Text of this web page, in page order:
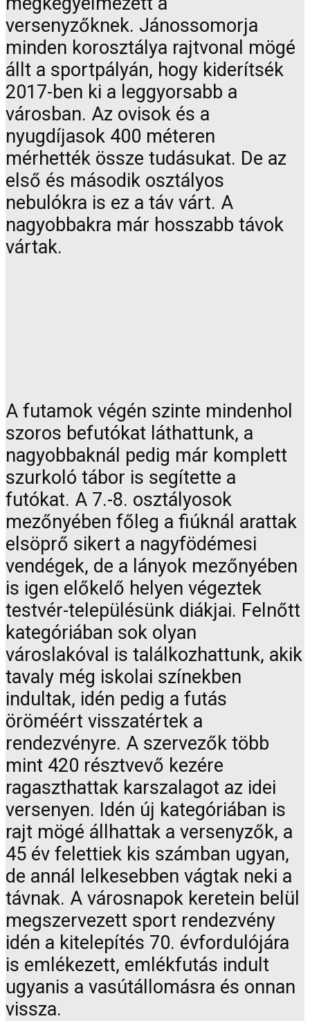
versenyzőknek. Jánossomorja
minden korosztálya rajtvonal mögé
állt a sportpályán, hogy kiderítsék
2017-ben ki a leggyorsabb a
városban. Az ovisok és a
nyugdíjasok 400 méteren
mérhették össze tudásukat. De az
első és második osztályos
nebulókra is ez a táv várt. A
nagyobbakra már hosszabb távok
vártak.
A futamok végén szinte mindenhol
szoros befutókat láthattunk, a
nagyobbaknál pedig már komplett
szurkoló tábor is segítette a
futókat. A 7.-8. osztályosok
mezőnyében főleg a fiúknál arattak
elsöprő sikert a nagyfödémesi
vendégek, de a lányok mezőnyében
is igen előkelő helyen végeztek
testvér-településünk diákjai. Felnőtt
kategóriában sok olyan
városlakóval is találkozhattunk, akik
tavaly még iskolai színekben
indultak, idén pedig a futás
öröméért visszatértek a
rendezvényre. A szervezők több
mint 420 résztvevő kezére
ragaszthattak karszalagot az idei
versenyen. Idén új kategóriában is
rajt mögé állhattak a versenyzők, a
45 év felettiek kis számban ugyan,
de annál lelkesebben vágtak neki a
távnak. A városnapok keretein belül
megszervezett sport rendezvény
idén a kitelepítés 70. évfordulójára
is emlékezett, emlékfutás indult
ugyanis a vasútállomásra és onnan
vissza.